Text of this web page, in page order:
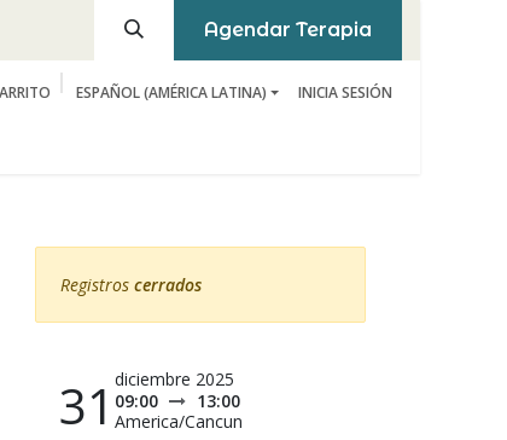
Agendar Terapia
ESPAÑOL (AMÉRICA LATINA) INICIA SESIÓN
Registros cerrados
31 diciembre 2025
09:00
13:00
America/Cancun